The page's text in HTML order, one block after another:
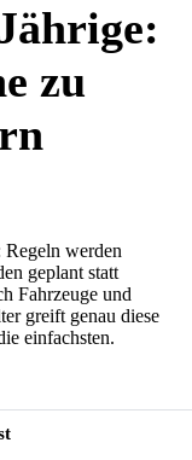
zu
werden
geplant statt
Fahrzeuge und
greift genau diese
einfachsten.